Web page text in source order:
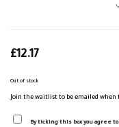
£12.17
Out of stock
Join the waitlist to be emailed when
By ticking this box you agree